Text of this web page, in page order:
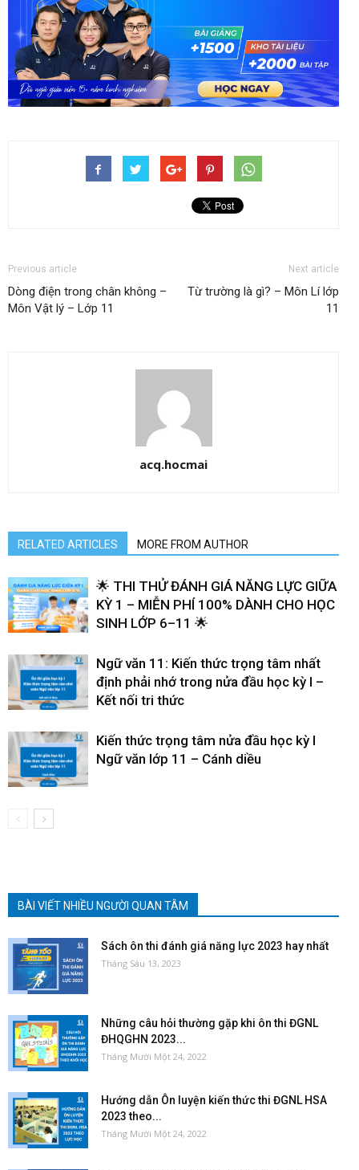
Previous article
Dòng điện trong chân không –
Môn Vật lý – Lớp 11
Next article
Từ trường là gì? – Môn Lí lớp
11
acq.hocmai
RELATED ARTICLES MORE FROM AUTHOR
🌟 THI THỬ ĐÁNH GIÁ NĂNG LỰC GIỮA
KỲ 1 – MIỄN PHÍ 100% DÀNH CHO HỌC
SINH LỚP 6–11 🌟
Ngữ văn 11: Kiến thức trọng tâm nhất
định phải nhớ trong nửa đầu học kỳ I –
Kết nối tri thức
Kiến thức trọng tâm nửa đầu học kỳ I
Ngữ văn lớp 11 – Cánh diều
BÀI VIẾT NHIỀU NGƯỜI QUAN TÂM
Sách ôn thi đánh giá năng lực 2023 hay nhất
Tháng Sáu 13, 2023
Những câu hỏi thường gặp khi ôn thi ĐGNL
ĐHQGHN 2023...
Tháng Mười Một 24, 2022
Hướng dẫn Ôn luyện kiến thức thi ĐGNL HSA
2023 theo...
Tháng Mười Một 24, 2022